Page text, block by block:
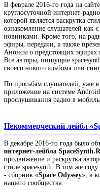
В феврале 2016-го года на
круглосуточной интернет-
которой является раскрутка
ознакомление слушателей как
новинками. Кроме того, на
эфиры, передачи, а также
Анонсы о предстоящих эфирах
Все авторы, пишущие
своего нового альбома или
По просьбам слушателей, уже в
приложение на системе
прослушивания радио в
Некоммерческий лейбл
В декабре 2016-го года было
интернет-лейбла
продвижение и раскрутка
стиле spacesynth. В том же
- сборник «Space Odyssey», в
нашего сообщества.